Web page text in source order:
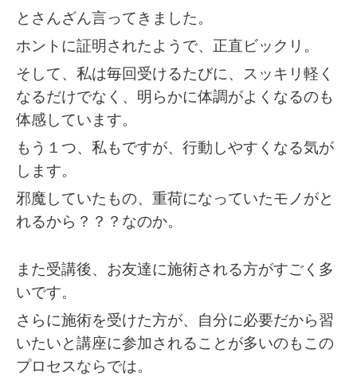
とさんざん言ってきました。
ホントに証明されたようで、正直ビックリ。
そして、私は毎回受けるたびに、スッキリ軽く
なるだけでなく、明らかに体調がよくなるのも
体感しています。
もう１つ、私もですが、行動しやすくなる気が
します。
邪魔していたもの、重荷になっていたモノがと
れるから？？？なのか。
また受講後、お友達に施術される方がすごく多
いです。
さらに施術を受けた方が、自分に必要だから習
いたいと講座に参加されることが多いのもこの
プロセスならでは。